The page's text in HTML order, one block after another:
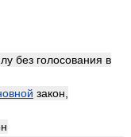
без голосования в
закон,